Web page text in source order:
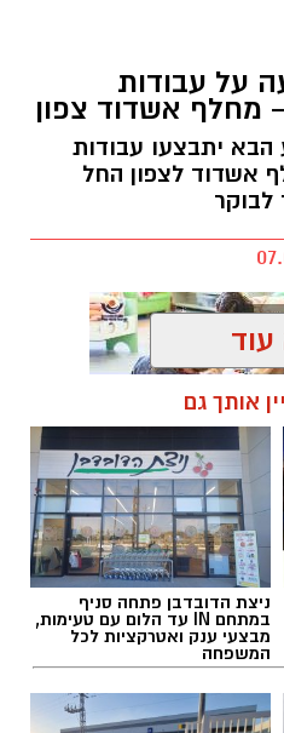
על עבודות
הבא יתבצעו עבודות
4 במחלף אשדוד לצפון החל
4
, עבודות תחזוקה
אותך גם
ניצת הדובדבן פתחה סניף
במתחם IN עד הלום עם טעימות,
מבצעי ענק ואטרקציות לכל
המשפחה